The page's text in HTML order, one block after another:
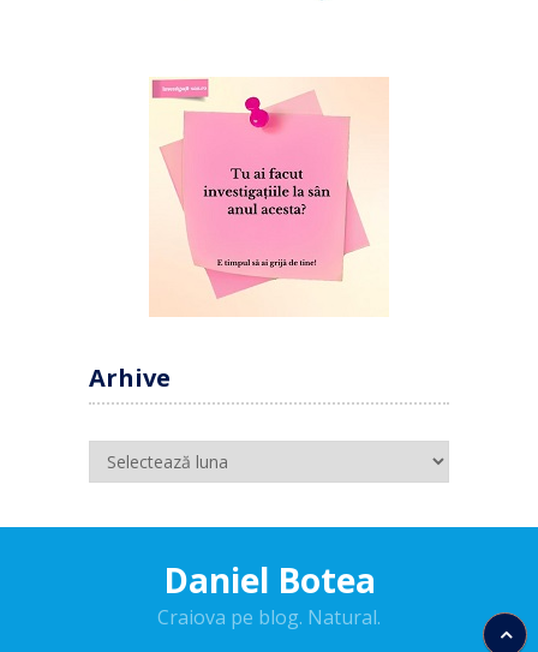
Arhive
Arhive
Daniel Botea
Craiova pe blog. Natural.